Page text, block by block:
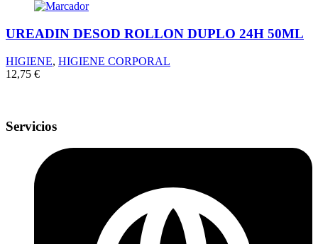
UREADIN DESOD ROLLON DUPLO 24H 50ML
HIGIENE, HIGIENE CORPORAL
12,75 €
Servicios